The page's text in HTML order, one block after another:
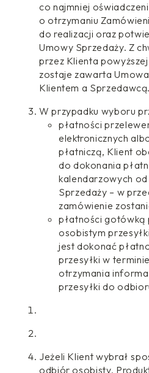
co najmniej
o otrzymaniu
do realizacji oraz
Umowy Sprzedaży. Z
przez Klienta
zostaje zawarta
Klientem a Sprzedawcą.
W przypadku wyboru
płatności
elektronicznych
płatniczą, Klient
do dokonania
kalendarzowych
Sprzedaży – w
zamówienie
płatności gotówką
osobistym
jest dokonać
przesyłki w
otrzymania
przesyłki do
Jeżeli Klient wybrał
odbiór osobisty,